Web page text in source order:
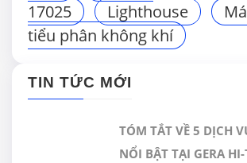
17025
Lighthouse
tiểu phân không khí
TIN TỨC MỚI
TÓM TẮT VỀ 5 DỊCH
NỔI BẬT TẠI GERA HI-